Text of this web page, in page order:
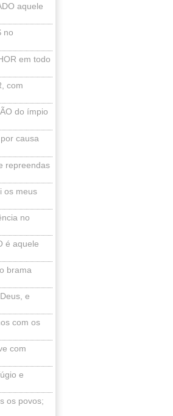
aquele
no
em todo
com
do ímpio
causa
repreendas
os meus
no
é aquele
brama
e
com os
com
e
os povos;